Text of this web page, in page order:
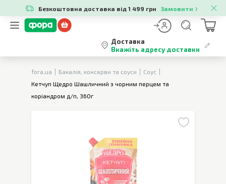
Безкоштовна доставка від 1 499 грн Замовити
Доставка
Вкажіть адресу доставки
fora.ua Бакалія, консерви та соуси
Соус
Кетчуп Щедро Шашличний з чорним перцем та
коріандром д/п, 360г